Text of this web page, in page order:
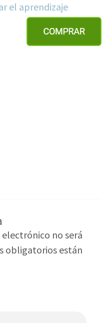
el aprendizaje
no será
obligatorios están